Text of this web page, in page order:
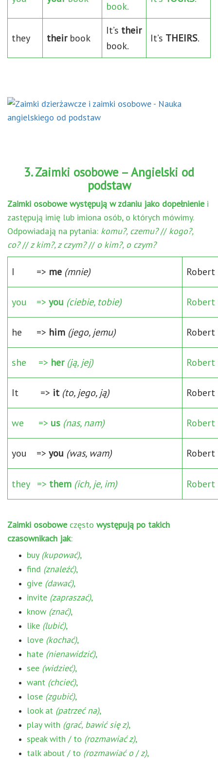
book.
they theirbook
It’s their
book.
It’s THEIRS.
3. Zaimki osobowe – Angielski od
podstaw
Zaimki osobowe występują w zdaniu jako dopełnieniei
zastępują imię lub imiona osób, o których mówimy.
Odpowiadają na pytania: komu?, czemu?//kogo?,
co?//z kim?, z czym?//o kim?, o czym?
I => me (mnie)
you => you (ciebie, tobie)
he => him (jego, jemu)
she => her (ją, jej)
It => it (to, jego, ją)
we => us (nas, nam)
you => you (was, wam)
they => them (ich, je, im)
Zaimki osoboweczęsto występują po takich
czasownikach jak:
buy (kupować),
find (znaleźć),
give (dawać),
invite (zapraszać),
know (znać),
like (lubić),
love (kochać),
hate (nienawidzić),
see (widzieć),
want (chcieć),
lose (zgubić),
look at (patrzeć na),
play with (grać, bawić się z),
speak with / to (rozmawiać z),
talk about / to (rozmawiać o /z),